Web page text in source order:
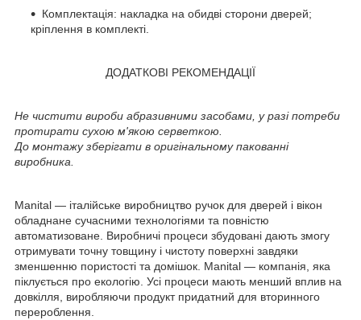
Комплектація: накладка на обидві сторони дверей;
кріплення в комплекті.
ДОДАТКОВІ РЕКОМЕНДАЦІЇ
Не чистити вироби абразивними засобами, у разі потреби
протирати сухою м'якою серветкою.
До монтажу зберігати в оригінальному пакованні
виробника.
Manital — італійське виробництво ручок для дверей і вікон
обладнане сучасними технологіями та повністю
автоматизоване. Виробничі процеси збудовані дають змогу
отримувати точну товщину і чистоту поверхні завдяки
зменшенню пористості та домішок. Manital — компанія, яка
піклується про екологію. Усі процеси мають менший вплив на
довкілля, виробляючи продукт придатний для вторинного
перероблення.